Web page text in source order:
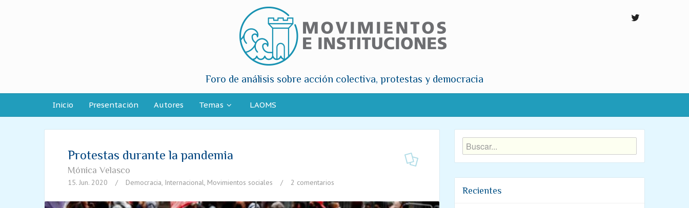
Foro de análisis sobre acción colectiva, protestas y democracia
Inicio Presentación Autores Temas LAOMS
Protestas durante la pandemia
Mónica Velasco
15. Jun. 2020 / Democracia, Internacional, Movimientos sociales / 2 comentarios
Recientes